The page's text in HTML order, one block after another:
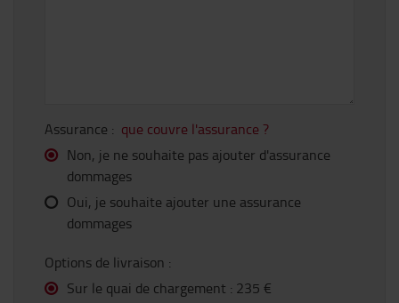
Assurance : que couvre l'assurance ?
Non, je ne souhaite pas ajouter d'assurance
dommages
Oui, je souhaite ajouter une assurance
dommages
Options de livraison :
Sur le quai de chargement : 235 €